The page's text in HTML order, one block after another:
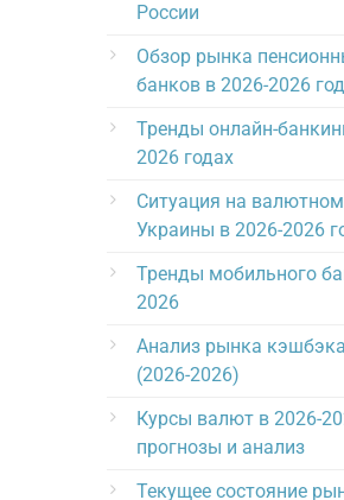
России
Обзор рынка
банков в 2026-2026
Тренды онлайн-
2026 годах
Ситуация на
Украины в 2026-2026
Тренды мобильного
2026
Анализ рынка
(2026-2026)
Курсы валют в 2026-
прогнозы и анализ
Текущее состояние